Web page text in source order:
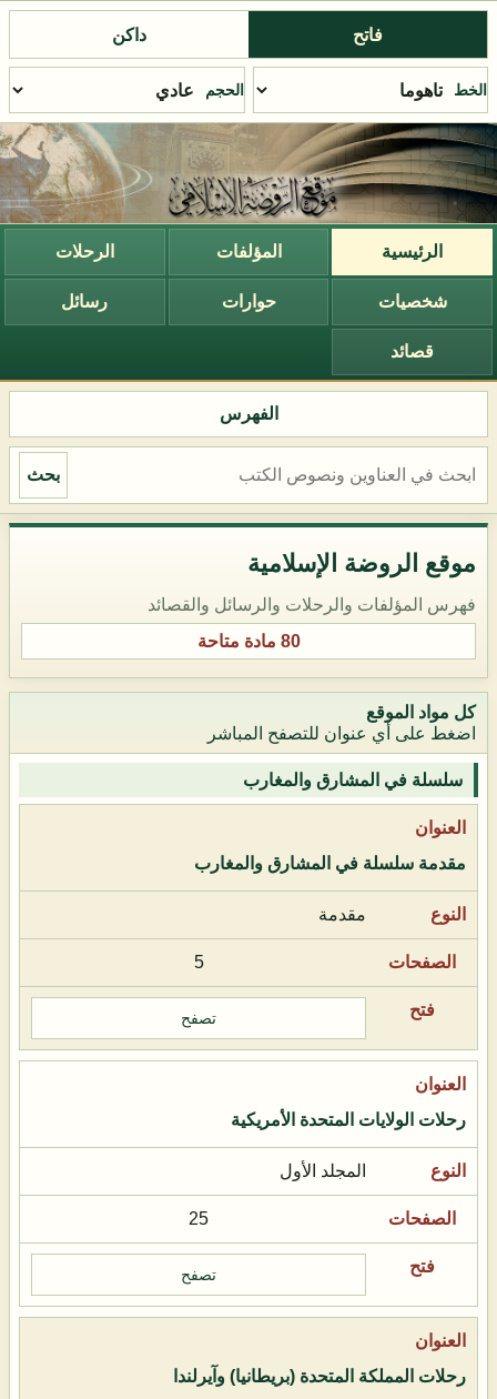
فاتح داكن
الخط الحجم
الرئيسية المؤلفات الرحلات
شخصيات حوارات رسائل
قصائد
الفهرس
بحث
موقع الروضة الإسلامية
فهرس المؤلفات والرحلات والرسائل والقصائد
80 مادة متاحة
كل مواد الموقع
اضغط على أي عنوان للتصفح المباشر
سلسلة في المشارق والمغارب
مقدمة سلسلة في المشارق والمغارب
مقدمة
5
تصفح
رحلات الولايات المتحدة الأمريكية
المجلد الأول
25
تصفح
رحلات المملكة المتحدة (بريطانيا) وآيرلندا